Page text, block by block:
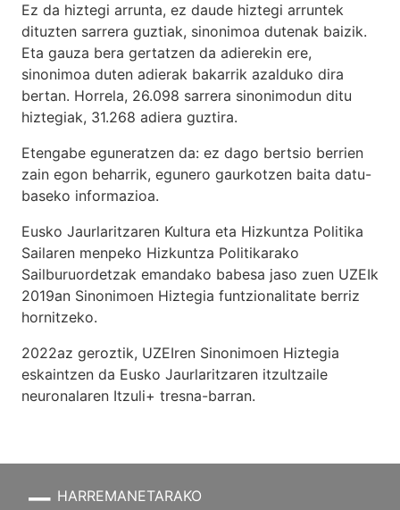
Ez da hiztegi arrunta, ez daude hiztegi arruntek
dituzten sarrera guztiak, sinonimoa dutenak baizik.
Eta gauza bera gertatzen da adierekin ere,
sinonimoa duten adierak bakarrik azalduko dira
bertan. Horrela, 26.098 sarrera sinonimodun ditu
hiztegiak, 31.268 adiera guztira.
Etengabe eguneratzen da: ez dago bertsio berrien
zain egon beharrik, egunero gaurkotzen baita datu-
baseko informazioa.
Eusko Jaurlaritzaren Kultura eta Hizkuntza Politika
Sailaren menpeko Hizkuntza Politikarako
Sailburuordetzak emandako babesa jaso zuen UZEIk
2019an Sinonimoen Hiztegia funtzionalitate berriz
hornitzeko.
2022az geroztik, UZEIren Sinonimoen Hiztegia
eskaintzen da Eusko Jaurlaritzaren itzultzaile
neuronalaren Itzuli+ tresna-barran.
HARREMANETARAKO